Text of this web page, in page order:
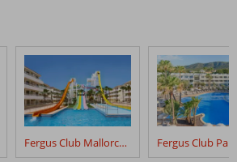
Fergus Club Mallorca Waterpark